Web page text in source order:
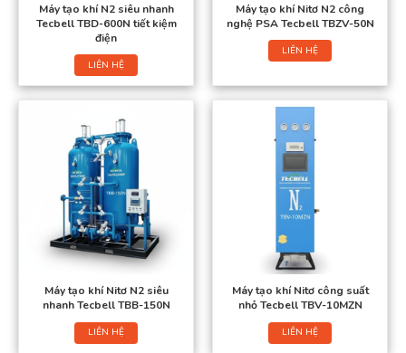
Máy tạo khí N2 siêu nhanh
Tecbell TBD-600N tiết kiệm
điện
LIÊN HỆ
Máy tạo khí Nitơ N2 công
nghệ PSA Tecbell TBZV-50N
LIÊN HỆ
Máy tạo khí Nitơ N2 siêu
nhanh Tecbell TBB-150N
LIÊN HỆ
Máy tạo khí Nitơ công suất
nhỏ Tecbell TBV-10MZN
LIÊN HỆ